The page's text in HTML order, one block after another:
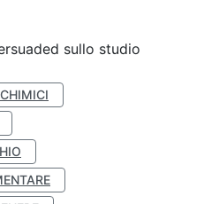
sullo studio